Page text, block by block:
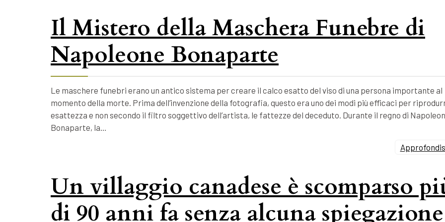
Il Mistero della Maschera Funebre di
Napoleone Bonaparte
Le maschere funebri erano un antico sistema per creare il calco esatto del viso di una persona importante al
momento della morte. Prima dell’invenzione della fotografia, questo era uno dei modi più efficaci per
esattezza e non secondo il filtro soggettivo dell’artista, le fattezze del deceduto. Durante il regno di
Bonaparte, la…
Un villaggio canadese è scomparso
di 90 anni fa senza alcuna